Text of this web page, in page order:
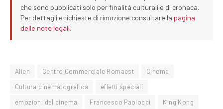
che sono pubblicati solo per finalità culturali e di cronaca.
Per dettagli e richieste di rimozione consultare la pagina
delle note legali.
Alien Centro Commerciale Romaest
Cinema
Cultura cinematografica
effetti speciali
emozioni dal cinema
Francesco Paolocci
King Kong